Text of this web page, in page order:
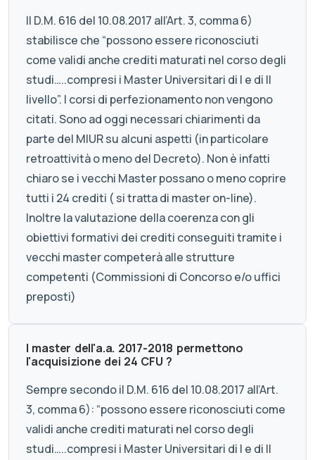
Il D.M. 616 del 10.08.2017 all’Art. 3, comma 6)
stabilisce che “possono essere riconosciuti
come validi anche crediti maturati nel corso degli
studi…..compresi i Master Universitari di I e di II
livello”. I corsi di perfezionamento non vengono
citati. Sono ad oggi necessari chiarimenti da
parte del MIUR su alcuni aspetti (in particolare
retroattività o meno del Decreto). Non è infatti
chiaro se i vecchi Master possano o meno coprire
tutti i 24 crediti ( si tratta di master on-line).
Inoltre la valutazione della coerenza con gli
obiettivi formativi dei crediti conseguiti tramite i
vecchi master competerà alle strutture
competenti (Commissioni di Concorso e/o uffici
preposti)
I master dell'a.a. 2017-2018 permettono
l'acquisizione dei 24 CFU ?
Sempre secondo il D.M. 616 del 10.08.2017 all’Art.
3, comma 6): “possono essere riconosciuti come
validi anche crediti maturati nel corso degli
studi…..compresi i Master Universitari di I e di II